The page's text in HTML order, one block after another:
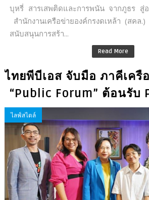
บุหรี่ สารเสพติดและการพนัน จากภูธร
สำนักงานเครือข่ายองค์กรงดเหล้า (สคล
สนับสนุนการสร้า...
Read More
ไทยพีบีเอส จับมือ ภาคีเครื
“Public Forum” ต้อนรับ
ไลฟ์สไตล์